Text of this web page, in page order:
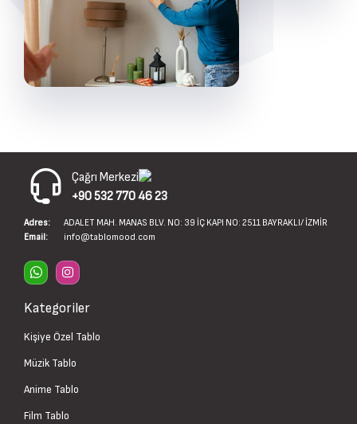
Çağrı Merkezi
+90 532 770 46 23
Adres:
ADALET MAH. MANAS BLV. NO: 39 İÇ KAPI NO: 2511 BAYRAKLI/ İZMİR
Email:
info@tablomood.com
Kategoriler
Kişiye Özel Tablo
Müzik Tablo
Anime Tablo
Film Tablo